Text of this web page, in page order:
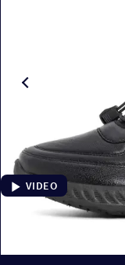
VIDEO